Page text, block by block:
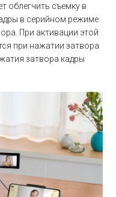
облегчить съемку в
в серийном режиме
При активации этой
при нажатии затвора
затвора кадры